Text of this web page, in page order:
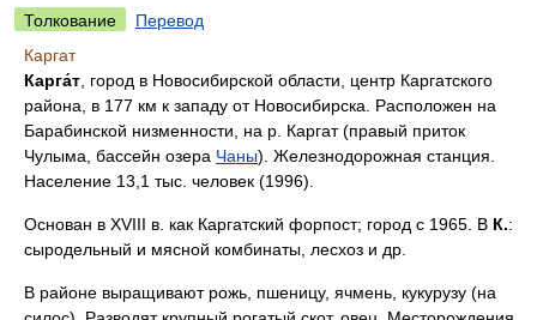
Толкование
Перевод
Каргат
Карга́т , город в Новосибирской области, центр Каргатского
района, в 177 км к западу от Новосибирска. Расположен на
Барабинской низменности, на р. Каргат (правый приток
Чулыма, бассейн озера Чаны). Железнодорожная станция.
Население 13,1 тыс. человек (1996).
Основан в XVIII в. как Каргатский форпост; город с 1965. В К.:
сыродельный и мясной комбинаты, лесхоз и др.
В районе выращивают рожь, пшеницу, ячмень, кукурузу (на